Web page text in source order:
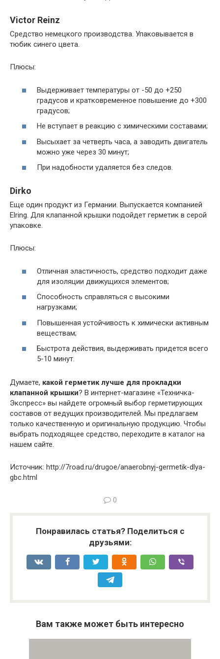
Victor Reinz
Средство немецкого производства. Упаковывается в
тюбик синего цвета.
Плюсы:
Выдерживает температуры от -50 до +250
градусов и кратковременное повышение до +300
градусов;
Не вступает в реакцию с химическими составами;
Высыхает за четверть часа, а заводить двигатель
можно уже через 30 минут;
При надобности удаляется без следов.
Dirko
Еще один продукт из Германии. Выпускается компанией
Elring. Для клапанной крышки подойдет герметик в серой
упаковке.
Плюсы:
Отличная эластичность, средство подходит даже
для изоляции движущихся элементов;
Способность справляться с высокими
нагрузками;
Повышенная устойчивость к химически активным
веществам;
Быстрота действия, выдерживать придется всего
5-10 минут.
Думаете, какой герметик лучше для прокладки
клапанной крышки? В интернет-магазине «Техничка-
Экспресс» вы найдете огромный выбор герметирующих
составов от ведущих производителей. Мы предлагаем
только качественную и оригинальную продукцию. Чтобы
выбрать подходящее средство, переходите в каталог на
нашем сайте.
Источник: http://7road.ru/drugoe/anaerobnyj-germetik-dlya-
gbc.html
0
Понравилась статья? Поделиться с
друзьями:
Вам также может быть интересно